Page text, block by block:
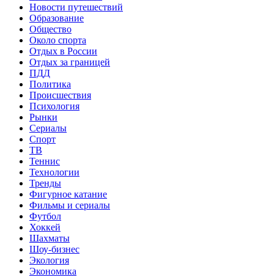
Новости путешествий
Образование
Общество
Около спорта
Отдых в России
Отдых за границей
ПДД
Политика
Происшествия
Психология
Рынки
Сериалы
Спорт
ТВ
Теннис
Технологии
Тренды
Фигурное катание
Фильмы и сериалы
Футбол
Хоккей
Шахматы
Шоу-бизнес
Экология
Экономика